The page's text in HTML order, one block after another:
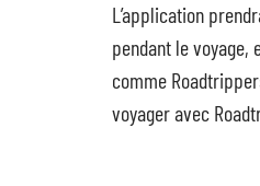
L’application
pendant le voyage,
comme
voyager avec